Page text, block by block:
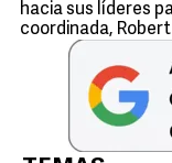
hacia sus líderes
coordinada,